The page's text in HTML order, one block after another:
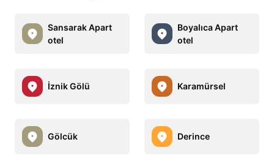
Sansarak Apart
otel
Boyalıca Apart
otel
İznik Gölü Karamürsel
Gölcük Derince